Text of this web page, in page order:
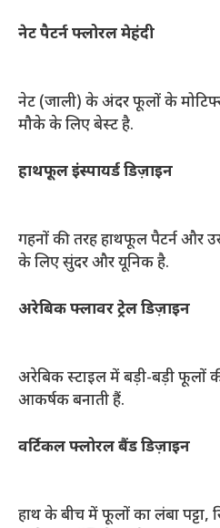
नेट पैटर्न फ्लोरल मेहंदी
नेट (जाली) के अंदर फूलों के
मौके के लिए बेस्ट है.
हाथफूल इंस्पायर्ड डिज़ाइन
गहनों की तरह हाथफूल पैटर्न और
के लिए सुंदर और यूनिक है.
अरेबिक फ्लावर ट्रेल डिज़ाइन
अरेबिक स्टाइल में बड़ी-बड़ी फूलों
आकर्षक बनाती हैं.
वर्टिकल फ्लोरल बैंड डिज़ाइन
हाथ के बीच में फूलों का लंबा